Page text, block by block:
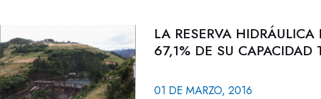
LA RESERVA
67,1% DE SU CAPACIDAD
01 DE MARZO, 2016